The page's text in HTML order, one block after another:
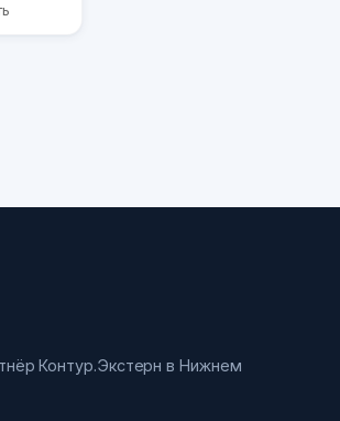
Контур.Экстерн в Нижнем